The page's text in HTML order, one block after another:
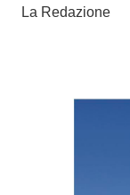
La Redazione